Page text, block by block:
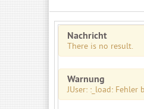
Nachricht
There is no result.
Warnung
JUser: :_load: